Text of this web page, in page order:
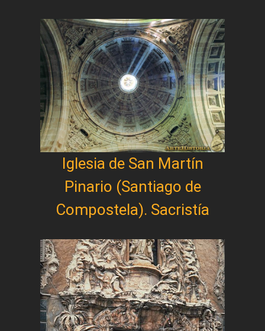
Iglesia de San Martín
Pinario (Santiago de
Compostela). Sacristía